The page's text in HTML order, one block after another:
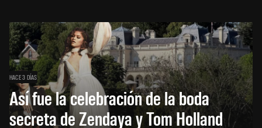
HACE 3 DÍAS
Así fue la celebración de la boda
secreta de Zendaya y Tom Holland